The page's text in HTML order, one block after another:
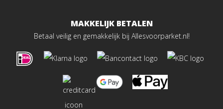
MAKKELIJK BETALEN
Betaal veilig en gemakkelijk bij Allesvoorparket.nl!